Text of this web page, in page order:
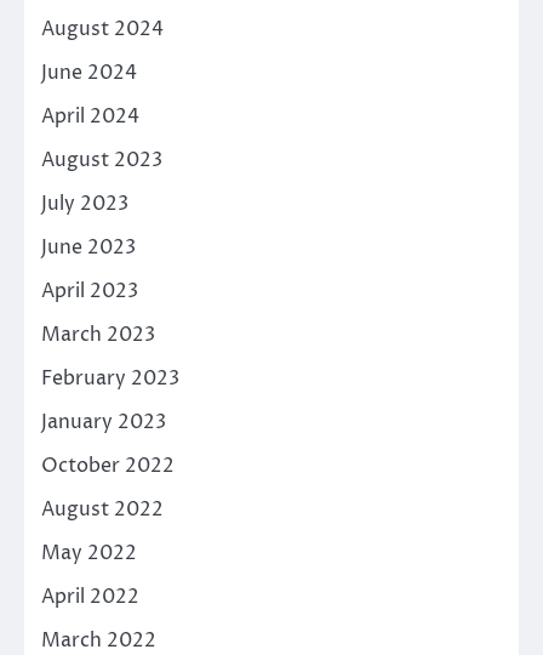
August 2024
June 2024
April 2024
August 2023
July 2023
June 2023
April 2023
March 2023
February 2023
January 2023
October 2022
August 2022
May 2022
April 2022
March 2022